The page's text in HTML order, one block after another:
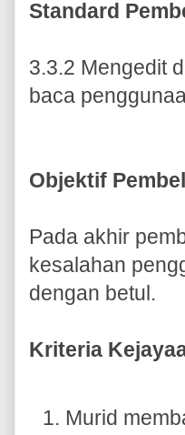
Standard
3.3.2 Mengedit
baca
Objektif
Pada akhir
kesalahan
dengan betul.
Kriteria
Murid